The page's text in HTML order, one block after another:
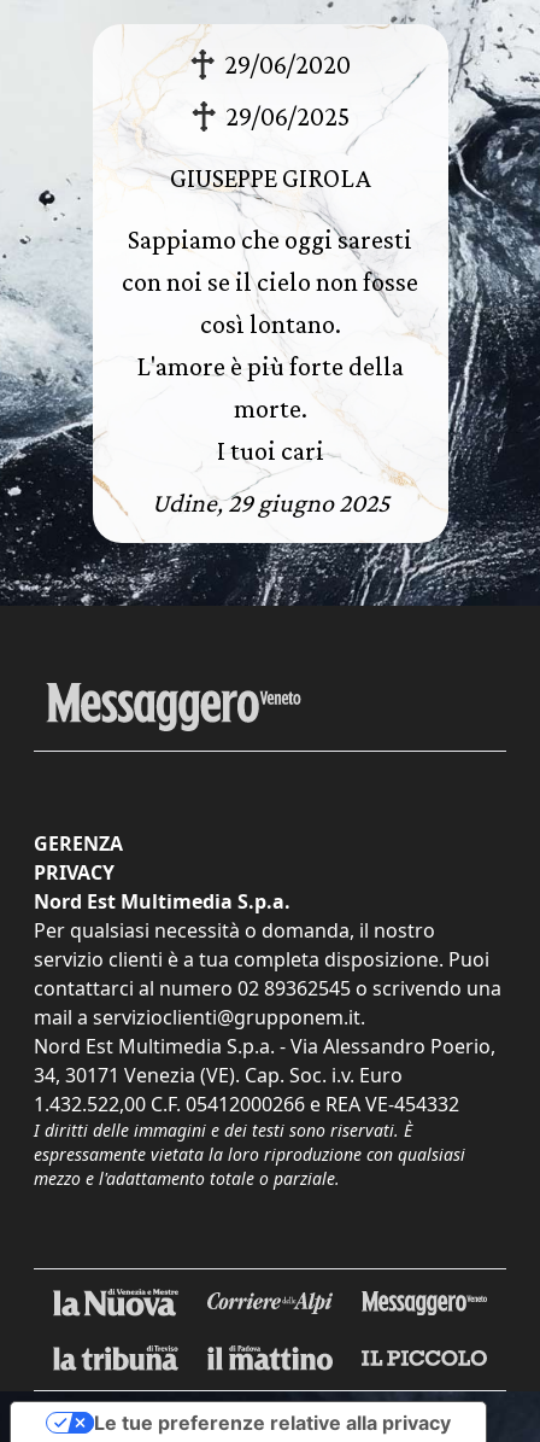
29/06/2020
29/06/2025
GIUSEPPE GIROLA
Sappiamo che oggi saresti
con noi se il cielo non fosse
così lontano.
L'amore è più forte della
morte.
I tuoi cari
Udine, 29 giugno 2025
GERENZA
PRIVACY
Nord Est Multimedia S.p.a.
Per qualsiasi necessità o domanda, il nostro
servizio clienti è a tua completa disposizione. Puoi
contattarci al numero 02 89362545 o scrivendo una
mail a servizioclienti@grupponem.it.
Nord Est Multimedia S.p.a. - Via Alessandro Poerio,
34, 30171 Venezia (VE). Cap. Soc. i.v. Euro
1.432.522,00 C.F. 05412000266 e REA VE-454332
I diritti delle immagini e dei testi sono riservati. È
espressamente vietata la loro riproduzione con qualsiasi
mezzo e l'adattamento totale o parziale.
Le tue preferenze relative alla privacy